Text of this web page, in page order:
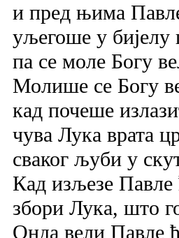
и пред њима
уљегоше у бијелу
па се моле Богу
Молише се Богу
кад почеше
чува Лука врата
сваког љуби у
Кад изљезе Павле
збори Лука, што
Онда вели Павле